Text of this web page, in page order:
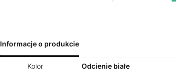
Informacje o produkcie
Kolor Odcienie białe